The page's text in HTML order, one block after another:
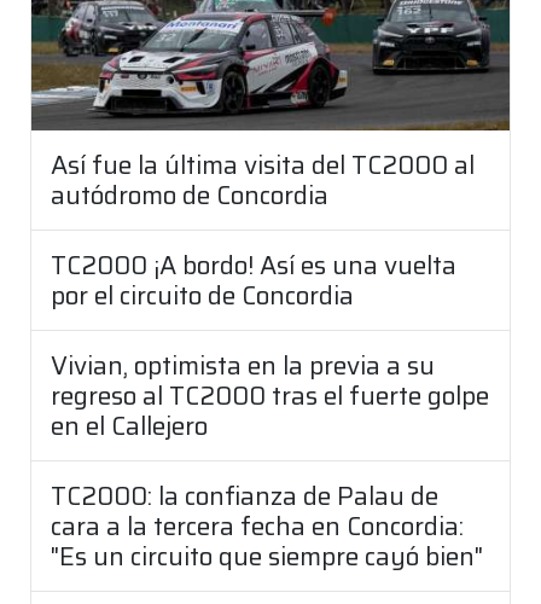
Así fue la última visita del TC2000 al
autódromo de Concordia
TC2000 ¡A bordo! Así es una vuelta
por el circuito de Concordia
Vivian, optimista en la previa a su
regreso al TC2000 tras el fuerte golpe
en el Callejero
TC2000: la confianza de Palau de
cara a la tercera fecha en Concordia:
"Es un circuito que siempre cayó bien"